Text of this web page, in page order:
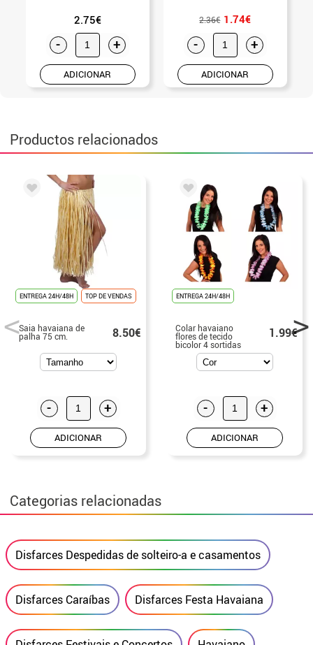
2.75€
- +
ADICIONAR
2.36€ 1.74€
- +
ADICIONAR
Productos relacionados
ENTREGA 24H/48H TOP DE VENDAS
Saia havaiana de
palha 75 cm. 8.50€
- +
ADICIONAR
ENTREGA 24H/48H
Colar havaiano
flores de tecido
bicolor 4 sortidas
1.99€
- +
ADICIONAR
Categorias relacionadas
Disfarces Despedidas de solteiro-a e casamentos
Disfarces Caraíbas Disfarces Festa Havaiana